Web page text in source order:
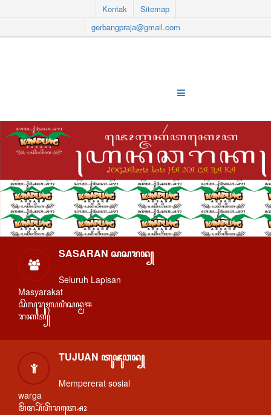
Kontak
Sitemap
gerbangpraja@gmail.com
SASARAN ꦱꦱꦫꦤ꧀
Seluruh Lapisan
Masyarakat
ꦱꦼꦭꦸꦫꦸꦃꦭꦥꦶꦱꦤ꧀ꦩꦯ
ꦫꦏꦠ꧀
TUJUAN ꦠꦸꦗꦸꦮꦤ꧀
Mempererat sosial
warga
ꦩꦼꦩ꧀ꦥꦼꦂꦲꦼꦫꦠ꧀ꦱꦺꦴ